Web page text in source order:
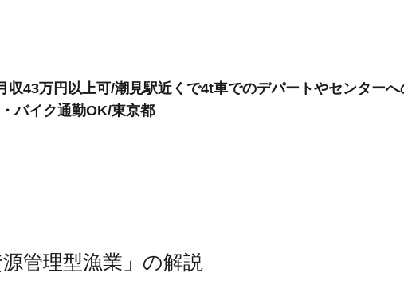
収43万円以上可/潮見駅近くで4t車でのデパートやセンター
バイク通勤OK/東京都
源管理型漁業」の解説